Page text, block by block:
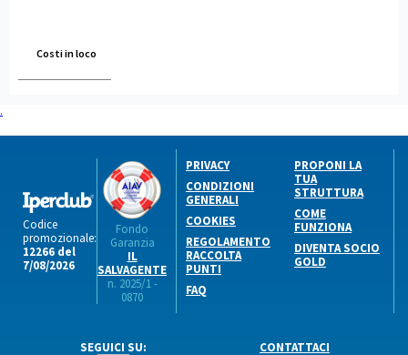
Costi in loco
.
Codice
promozionale:
12266 del
7/08/2026
Fondo
Garanzia
IL
SALVAGENTE
n. 2025/1 -
0870
PRIVACY
CONDIZIONI
GENERALI
COOKIES
REGOLAMENTO
RACCOLTA
PUNTI
FAQ
PROPONI LA
TUA
STRUTTURA
COME
FUNZIONA
DIVENTA SOCIO
GOLD
SEGUICI SU: CONTATTACI